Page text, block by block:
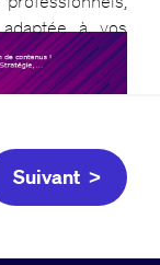
à vos
Suivant >